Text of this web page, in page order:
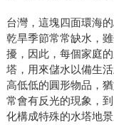
台灣，這塊四面環海
乾旱季節常常缺水，
擾，因此，每個家庭
塔，用來儲水以備生
高低低的圓形物品，
常會有反光的現象，
化構成特殊的水塔地